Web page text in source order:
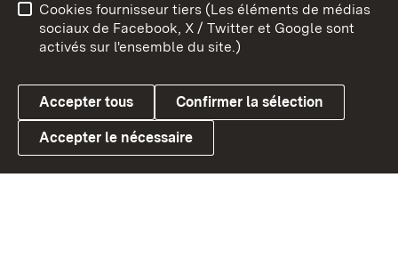
Link zum Landesportal
Conseils d'utilisation
Confidentialité
Cookies
Cookies fournisseur tiers (Les éléments de médias
sociaux de Facebook, X / Twitter et Google sont
activés sur l'ensemble du site.)
Accepter tous Confirmer la sélection
Accepter le nécessaire